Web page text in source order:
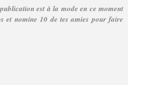
est à la mode en ce moment
et nomine 10 de tes amies pour faire